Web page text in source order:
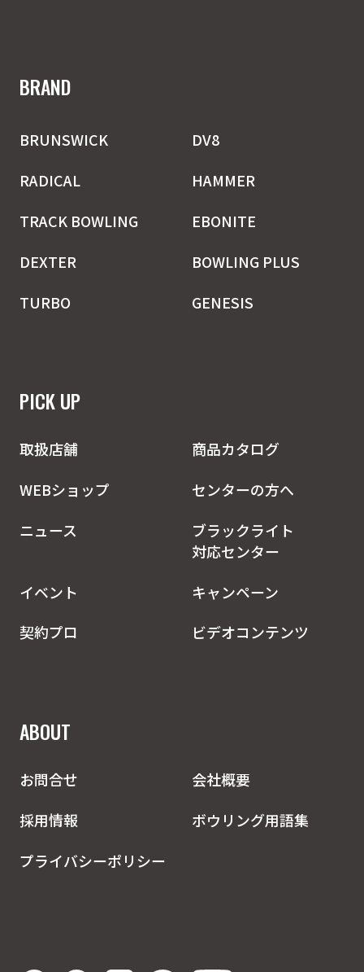
BRAND
BRUNSWICK
DV8
RADICAL
HAMMER
TRACK BOWLING
EBONITE
DEXTER
BOWLING PLUS
TURBO
GENESIS
PICK UP
取扱店舗
商品カタログ
WEBショップ
センターの方へ
ニュース
ブラックライト
対応センター
イベント
キャンペーン
契約プロ
ビデオコンテンツ
ABOUT
お問合せ
会社概要
採用情報
ボウリング用語集
プライバシーポリシー